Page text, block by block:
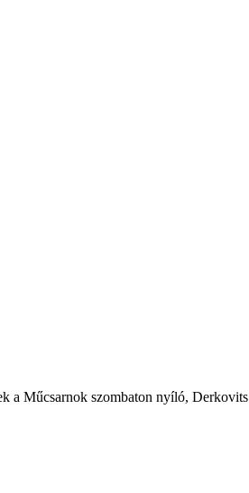
a Műcsarnok szombaton nyíló,